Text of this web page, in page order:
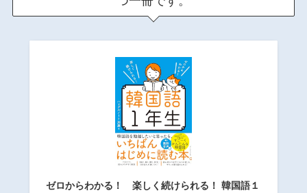
ゼロからわかる！ 楽しく続けられる！ 韓国語１